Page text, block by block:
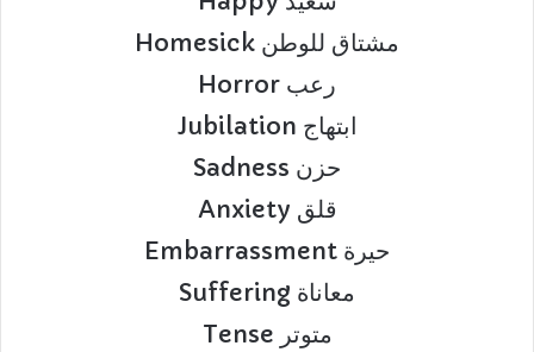
Homesick مشتاق للوطن
Horror رعب
Jubilation ابتهاج
Sadness حزن
Anxiety قلق
Embarrassment حيرة
Suffering معاناة
Tense متوتر